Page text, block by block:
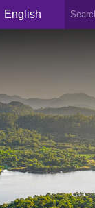
English